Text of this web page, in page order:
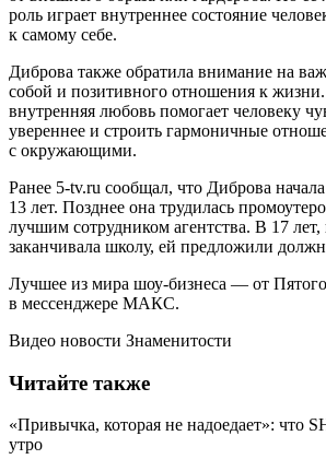
роль играет внутреннее состояние
к самому себе.
Диброва также обратила внимание на
собой и позитивного отношения к
внутренняя любовь помогает человеку
увереннее и строить гармоничные
с окружающими.
Ранее 5-tv.ru сообщал, что Диброва начала
13 лет. Позднее она трудилась
лучшим сотрудником агентства. В 17 лет,
заканчивала школу, ей предложили
Лучшее из мира шоу-бизнеса — от Пятого
в мессенджере МАКС.
Видео новости Знаменитости
Читайте также
«Привычка, которая не надоедает»: что
утро